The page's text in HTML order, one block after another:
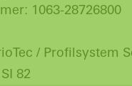
1063-28726800
/ Profilsystem
82